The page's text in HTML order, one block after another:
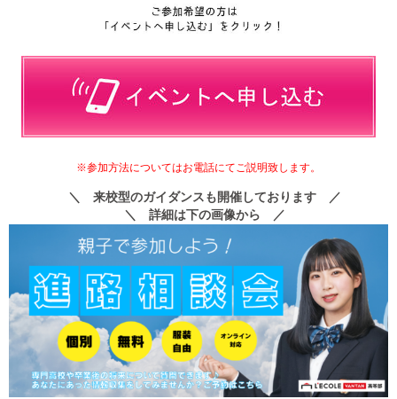
※参加方法についてはお電話にてご説明致します。
＼ 来校型のガイダンスも開催しております ／
＼ 詳細は下の画像から ／